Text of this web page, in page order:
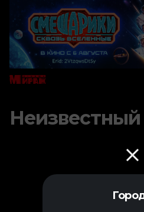
Неизвестный